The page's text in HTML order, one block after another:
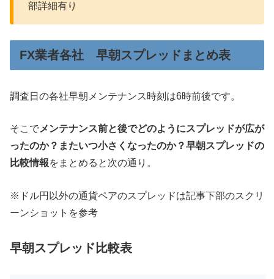
部詳細有り
FX業者各社 早朝スプレッドまとめ表
調査日の各社早朝メンテナンス時刻は6時前後です。
そこでメンテナンス前と後でどのようにスプレッドが広が
ったのか？またいつ小さくなったのか？早朝スプレッドの
比較情報をまとめると次の通り。
※ドル円以外の通貨ペアのスプレッドは記事下部のスクリ
ーンショットを参考
早朝スプレッド比較表